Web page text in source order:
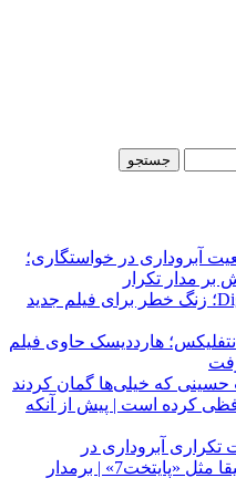
آبروداری در خواستگاری؛
استقبال کم‌رمق از تریلر Digger؛ زنگ خطر برای فیلم جدید
از نتفلیکس؛ هارددیسک حاوی فیلم
که خیلی‌ها گمان کردند
کرده است | پیش از آنکه
آبروداری در
خواستگاری دست گذاشته دقیقا مثل «پایتخت7» | برمدار